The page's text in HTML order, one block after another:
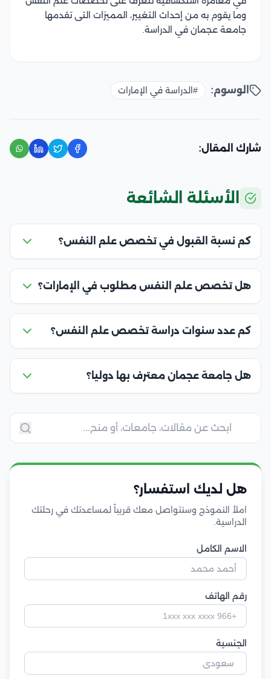
وما يقوم به من إحداث التغيير، المميزات التى تقدمها
جامعة عجمان في الدراسة.
الوسوم: #الدراسة في الإمارات
شارك المقال:
الأسئلة الشائعة
كم نسبة القبول في تخصص علم النفس؟
هل تخصص علم النفس مطلوب في الإمارات؟
كم عدد سنوات دراسة تخصص علم النفس؟
هل جامعة عجمان معترف بها دوليا؟
هل لديك استفسار؟
املأ النموذج وسنتواصل معك قريباً لمساعدتك في رحلتك
الدراسية.
الاسم الكامل
رقم الهاتف
الجنسية